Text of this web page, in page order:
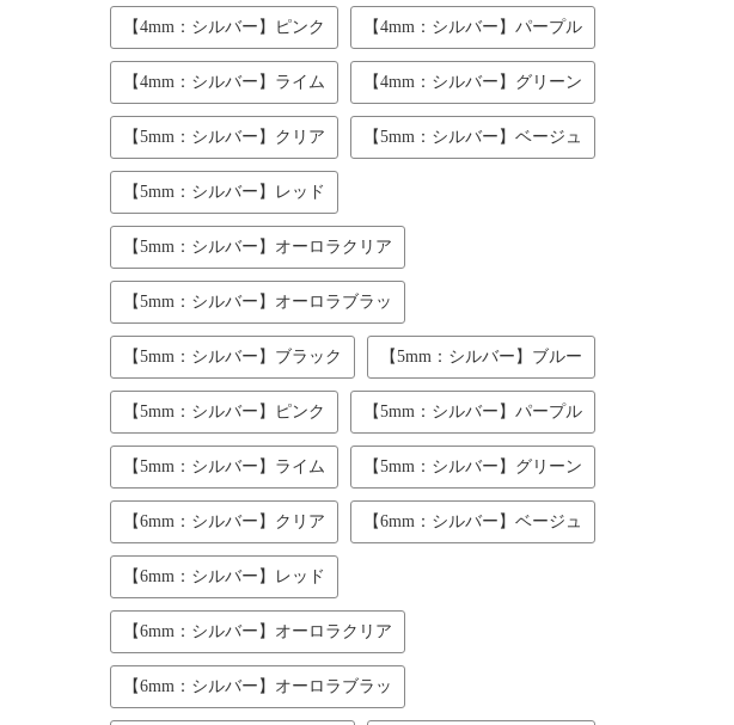
【4mm：シルバー】ピンク 【4mm：シルバー】パープル
【4mm：シルバー】ライム 【4mm：シルバー】グリーン
【5mm：シルバー】クリア 【5mm：シルバー】ベージュ
【5mm：シルバー】レッド
【5mm：シルバー】オーロラクリア
【5mm：シルバー】オーロラブラッ
【5mm：シルバー】ブラック 【5mm：シルバー】ブルー
【5mm：シルバー】ピンク 【5mm：シルバー】パープル
【5mm：シルバー】ライム 【5mm：シルバー】グリーン
【6mm：シルバー】クリア 【6mm：シルバー】ベージュ
【6mm：シルバー】レッド
【6mm：シルバー】オーロラクリア
【6mm：シルバー】オーロラブラッ